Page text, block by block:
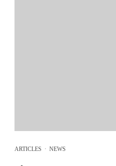
ARTICLES · NEWS